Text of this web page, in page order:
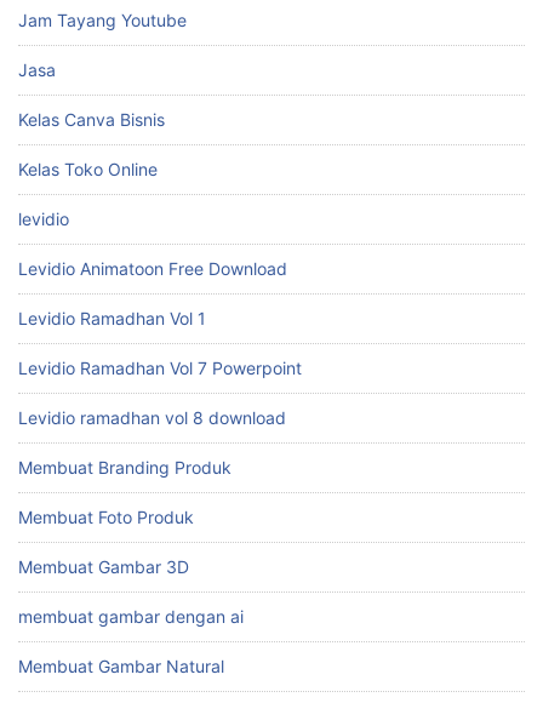
Jam Tayang Youtube
Jasa
Kelas Canva Bisnis
Kelas Toko Online
levidio
Levidio Animatoon Free Download
Levidio Ramadhan Vol 1
Levidio Ramadhan Vol 7 Powerpoint
Levidio ramadhan vol 8 download
Membuat Branding Produk
Membuat Foto Produk
Membuat Gambar 3D
membuat gambar dengan ai
Membuat Gambar Natural